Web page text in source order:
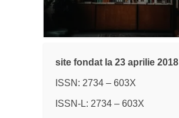
site fondat la 23 aprilie 2018
ISSN: 2734 – 603X
ISSN-L: 2734 – 603X